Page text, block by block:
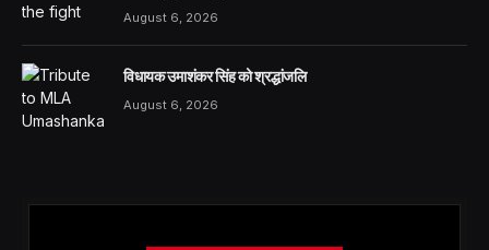
August 6, 2026
विधायक उमाशंकर सिंह को श्रद्धांजलि
August 6, 2026